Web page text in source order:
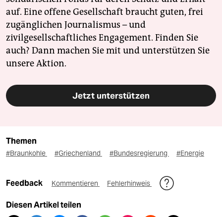
auf. Eine offene Gesellschaft braucht guten, frei
zugänglichen Journalismus – und
zivilgesellschaftliches Engagement. Finden Sie
auch? Dann machen Sie mit und unterstützen Sie
unsere Aktion.
Jetzt unterstützen
Themen
#Braunkohle #Griechenland #Bundesregierung #Energie
Feedback Kommentieren Fehlerhinweis
Diesen Artikel teilen